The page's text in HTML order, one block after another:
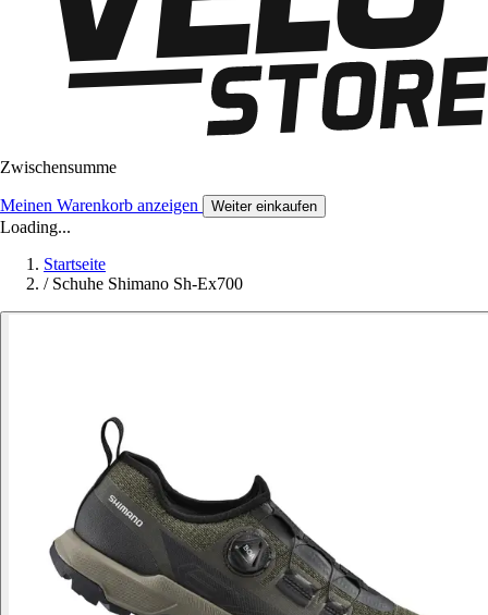
Zwischensumme
Meinen Warenkorb anzeigen Weiter einkaufen
Loading...
Startseite
/ Schuhe Shimano Sh-Ex700